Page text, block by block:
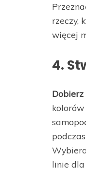
rzeczy,
więcej
4.
linie dla